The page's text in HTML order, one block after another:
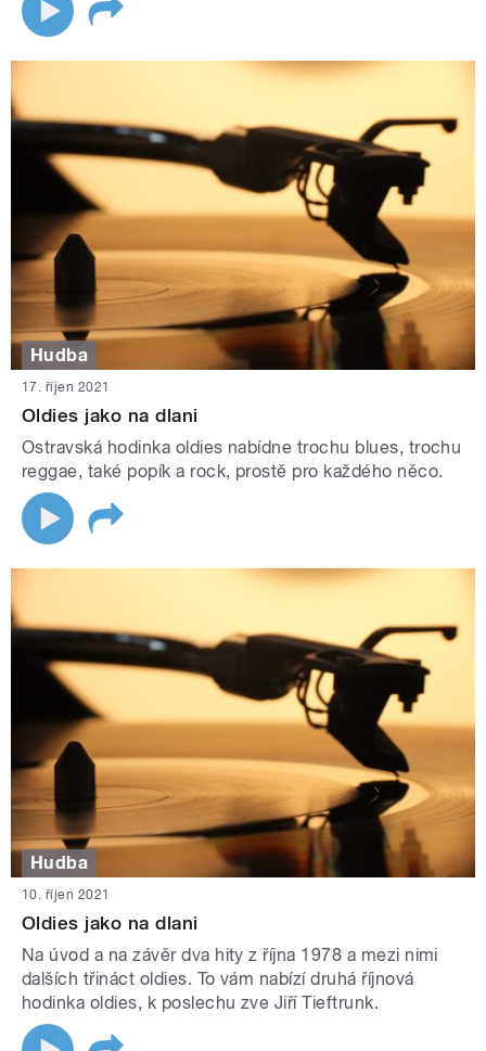
Hudba
17. říjen 2021
Oldies jako na dlani
Ostravská hodinka oldies nabídne trochu blues, trochu
reggae, také popík a rock, prostě pro každého něco.
Hudba
10. říjen 2021
Oldies jako na dlani
Na úvod a na závěr dva hity z října 1978 a mezi nimi
dalších třináct oldies. To vám nabízí druhá říjnová
hodinka oldies, k poslechu zve Jiří Tieftrunk.